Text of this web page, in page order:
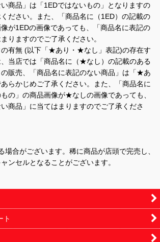
い商品」は「1EDではないもの」となりますの
ださい。また、「商品名に（1ED）の記載の
が1EDの画像であっても、「商品名に表記の
りますのでご了承ください。
の有無 (以下「★あり・★なし」表記)の存在す
当店では「商品名に（★なし）の記載のある
販売、「商品名に表記のない商品」は「★あ
らかじめご了承ください。また、「商品名に
の」の商品画像が★なしの画像であっても、
い商品」に当てはまりますのでご了承くださ
場合がございます。稀に商品が店頭で完売し、
ンセルとなることがございます。
ト